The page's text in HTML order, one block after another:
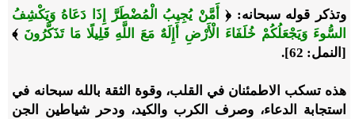
وتذكر قوله سبحانه: ﴿
أَمَّنْ يُجِيبُ الْمُضْطَرَّ إِذَا دَعَاهُ وَيَكْشِفُ
السُّوءَ وَيَجْعَلُكُمْ خُلَفَاءَ الْأَرْضِ أَإِلَهٌ مَعَ اللَّهِ قَلِيلًا مَا تَذَكَّرُونَ ﴾
[النمل: 62].
هذه تسكب الاطمئنان في القلب، وقوة الثقة بالله سبحانه في
استجابة الدعاء، وصرف الكرب والكيد، ودحر شياطين الجن